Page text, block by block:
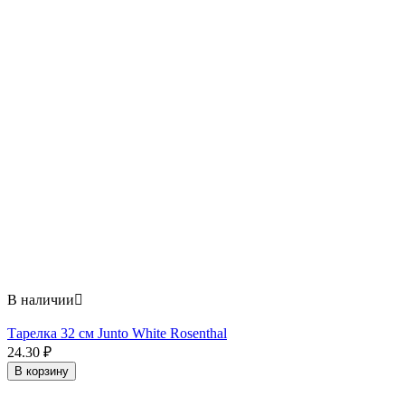
В наличии
Тарелка 32 см Junto White Rosenthal
24.30 ₽
В корзину